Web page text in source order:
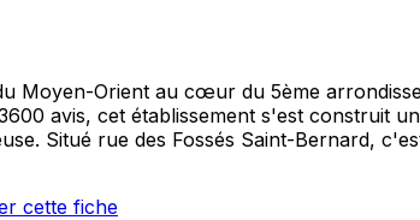
Moyen-Orient au cœur du 5ème
avis, cet établissement s'est construit
Situé rue des Fossés Saint-Bernard,
cette fiche